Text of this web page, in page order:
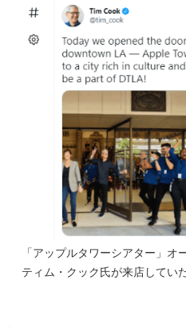
「アップルタワーシアター」
ティム・クック氏が来店してい